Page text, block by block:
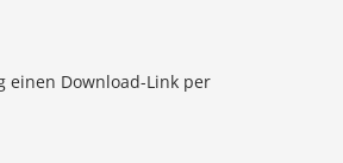
einen Download-Link per